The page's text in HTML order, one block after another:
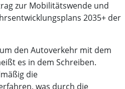
zur Mobilitätswende und
2035+ der
den Autoverkehr mit dem
es in dem Schreiben.
die
was durch die